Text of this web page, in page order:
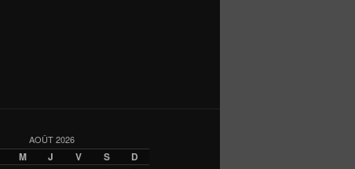
AOÛT 2026
M J V S D